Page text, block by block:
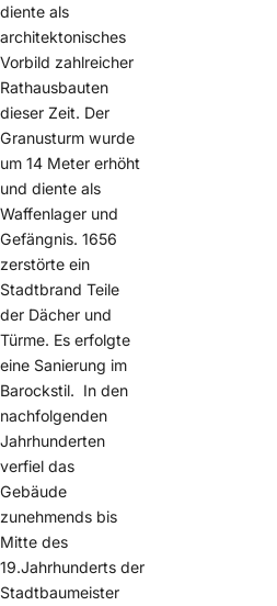
diente als
architektonisches
Vorbild zahlreicher
Rathausbauten
dieser Zeit. Der
Granusturm wurde
um 14 Meter erhöht
und diente als
Waffenlager und
Gefängnis. 1656
zerstörte ein
Stadtbrand Teile
der Dächer und
Türme. Es erfolgte
eine Sanierung im
Barockstil. In den
nachfolgenden
Jahrhunderten
verfiel das
Gebäude
zunehmends bis
Mitte des
19.Jahrhunderts der
Stadtbaumeister